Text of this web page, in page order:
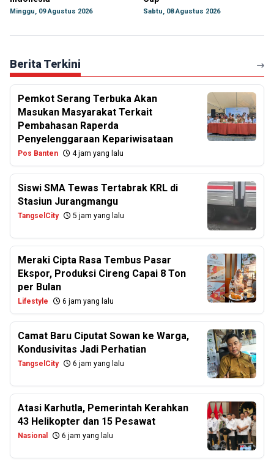
Minggu, 09 Agustus 2026 Sabtu, 08 Agustus 2026
Berita Terkini
Pemkot Serang Terbuka Akan
Masukan Masyarakat Terkait
Pembahasan Raperda
Penyelenggaraan Kepariwisataan
Pos Banten 4 jam yang lalu
Siswi SMA Tewas Tertabrak KRL di
Stasiun Jurangmangu
TangselCity 5 jam yang lalu
Meraki Cipta Rasa Tembus Pasar
Ekspor, Produksi Cireng Capai 8 Ton
per Bulan
Lifestyle 6 jam yang lalu
Camat Baru Ciputat Sowan ke Warga,
Kondusivitas Jadi Perhatian
TangselCity 6 jam yang lalu
Atasi Karhutla, Pemerintah Kerahkan
43 Helikopter dan 15 Pesawat
Nasional 6 jam yang lalu